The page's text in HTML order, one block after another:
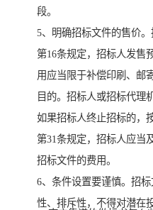
段。
5、明确招标文件的售价
第16条规定，招标人发售
用应当限于补偿印刷、邮
目的。招标人或招标代理
如果招标人终止招标的，
第31条规定，招标人应当
招标文件的费用。
6、条件设置要谨慎。招
性、排斥性，不得对潜在